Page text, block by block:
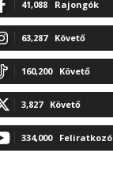
41,088 Rajongók
63,287 Követő
160,200 Követő
3,827 Követő
334,000 Feliratkozó